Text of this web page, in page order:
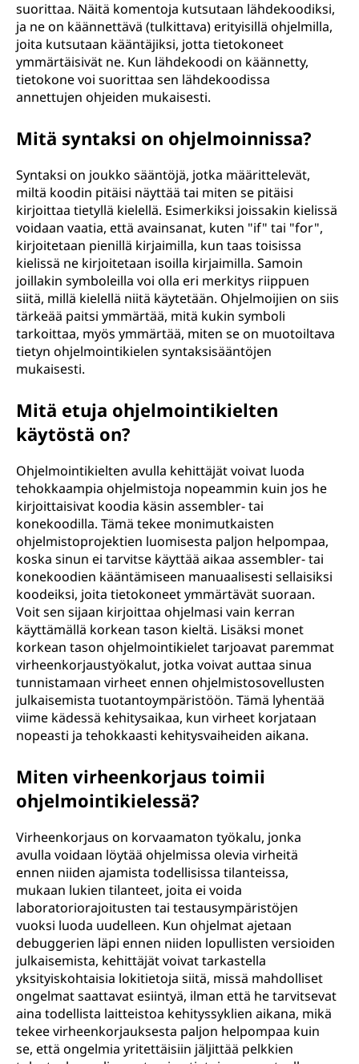
suorittaa. Näitä komentoja kutsutaan lähdekoodiksi,
ja ne on käännettävä (tulkittava) erityisillä ohjelmilla,
joita kutsutaan kääntäjiksi, jotta tietokoneet
ymmärtäisivät ne. Kun lähdekoodi on käännetty,
tietokone voi suorittaa sen lähdekoodissa
annettujen ohjeiden mukaisesti.
Mitä syntaksi on ohjelmoinnissa?
Syntaksi on joukko sääntöjä, jotka määrittelevät,
miltä koodin pitäisi näyttää tai miten se pitäisi
kirjoittaa tietyllä kielellä. Esimerkiksi joissakin kielissä
voidaan vaatia, että avainsanat, kuten "if" tai "for",
kirjoitetaan pienillä kirjaimilla, kun taas toisissa
kielissä ne kirjoitetaan isoilla kirjaimilla. Samoin
joillakin symboleilla voi olla eri merkitys riippuen
siitä, millä kielellä niitä käytetään. Ohjelmoijien on siis
tärkeää paitsi ymmärtää, mitä kukin symboli
tarkoittaa, myös ymmärtää, miten se on muotoiltava
tietyn ohjelmointikielen syntaksisääntöjen
mukaisesti.
Mitä etuja ohjelmointikielten
käytöstä on?
Ohjelmointikielten avulla kehittäjät voivat luoda
tehokkaampia ohjelmistoja nopeammin kuin jos he
kirjoittaisivat koodia käsin assembler- tai
konekoodilla. Tämä tekee monimutkaisten
ohjelmistoprojektien luomisesta paljon helpompaa,
koska sinun ei tarvitse käyttää aikaa assembler- tai
konekoodien kääntämiseen manuaalisesti sellaisiksi
koodeiksi, joita tietokoneet ymmärtävät suoraan.
Voit sen sijaan kirjoittaa ohjelmasi vain kerran
käyttämällä korkean tason kieltä. Lisäksi monet
korkean tason ohjelmointikielet tarjoavat paremmat
virheenkorjaustyökalut, jotka voivat auttaa sinua
tunnistamaan virheet ennen ohjelmistosovellusten
julkaisemista tuotantoympäristöön. Tämä lyhentää
viime kädessä kehitysaikaa, kun virheet korjataan
nopeasti ja tehokkaasti kehitysvaiheiden aikana.
Miten virheenkorjaus toimii
ohjelmointikielessä?
Virheenkorjaus on korvaamaton työkalu, jonka
avulla voidaan löytää ohjelmissa olevia virheitä
ennen niiden ajamista todellisissa tilanteissa,
mukaan lukien tilanteet, joita ei voida
laboratoriorajoitusten tai testausympäristöjen
vuoksi luoda uudelleen. Kun ohjelmat ajetaan
debuggerien läpi ennen niiden lopullisten versioiden
julkaisemista, kehittäjät voivat tarkastella
yksityiskohtaisia lokitietoja siitä, missä mahdolliset
ongelmat saattavat esiintyä, ilman että he tarvitsevat
aina todellista laitteistoa kehityssyklien aikana, mikä
tekee virheenkorjauksesta paljon helpompaa kuin
se, että ongelmia yritettäisiin jäljittää pelkkien